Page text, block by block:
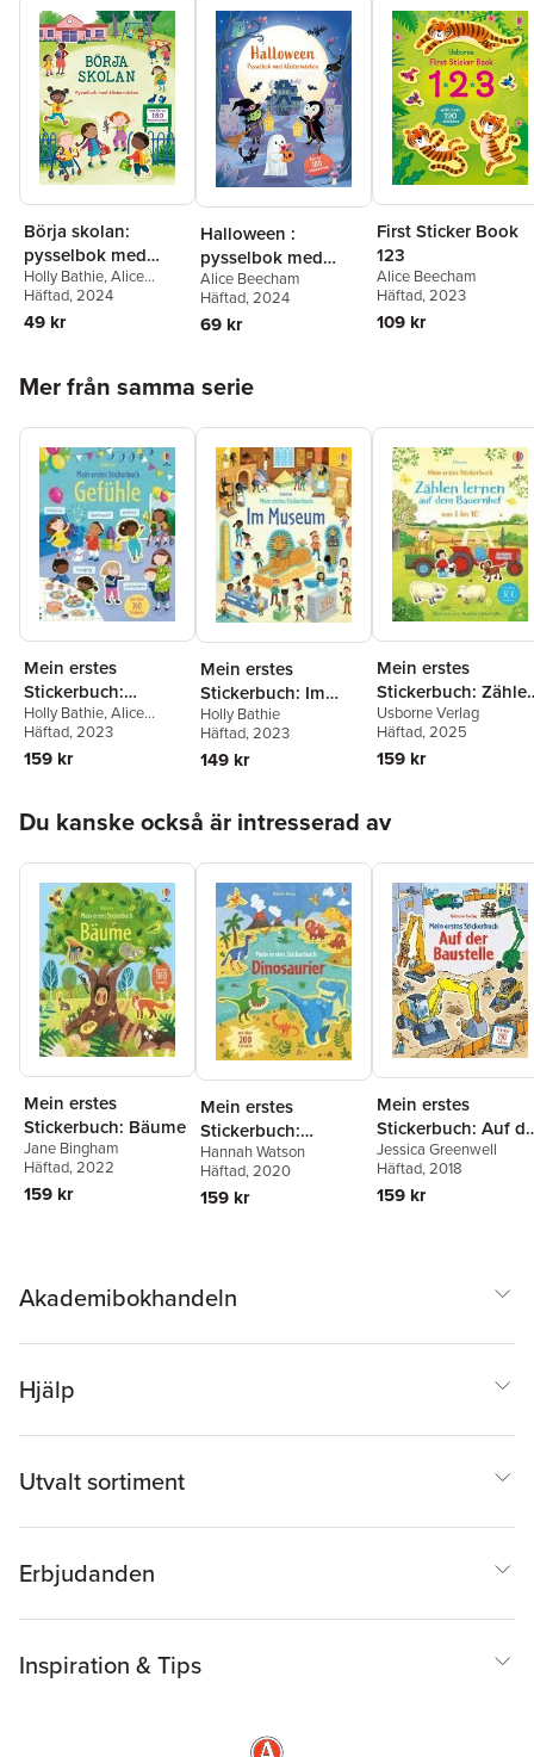
Börja skolan:
pysselbok med
klistermärken
Holly Bathie,Alice
Beecham
Häftad, 2024
49 kr
Halloween :
pysselbok med
klistermärken
Alice Beecham
Häftad, 2024
69 kr
First Sticker Book
123
Alice Beecham
Häftad, 2023
109 kr
Mer från samma serie
Mein erstes
Stickerbuch:
Gefühle
Holly Bathie,Alice
Beecham
Häftad, 2023
159 kr
Mein erstes
Stickerbuch: Im
Museum
Holly Bathie
Häftad, 2023
149 kr
Mein erstes
Stickerbuch:
lernen auf dem
Bauernhof
Usborne Verlag
Häftad, 2025
159 kr
Du kanske också är intresserad av
Mein erstes
Stickerbuch: Bäume
Jane Bingham
Häftad, 2022
159 kr
Mein erstes
Stickerbuch:
Dinosaurier
Hannah Watson
Häftad, 2020
159 kr
Mein erstes
Stickerbuch: Auf
Baustelle
Jessica Greenwell
Häftad, 2018
159 kr
Akademibokhandeln
Hjälp
Utvalt sortiment
Erbjudanden
Inspiration & Tips